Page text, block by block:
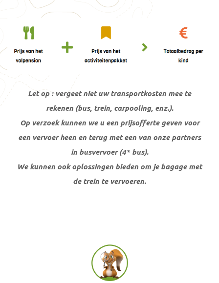
Let op : vergeet niet uw transportkosten mee te
rekenen (bus, trein, carpooling, enz.).
Op verzoek kunnen we u een prijsofferte geven voor
een vervoer heen en terug met een van onze partners
in busvervoer (4* bus).
We kunnen ook oplossingen bieden om je bagage met
de trein te vervoeren.